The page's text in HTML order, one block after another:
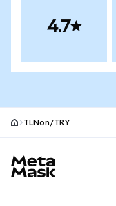
4.7
TLNon/TRY